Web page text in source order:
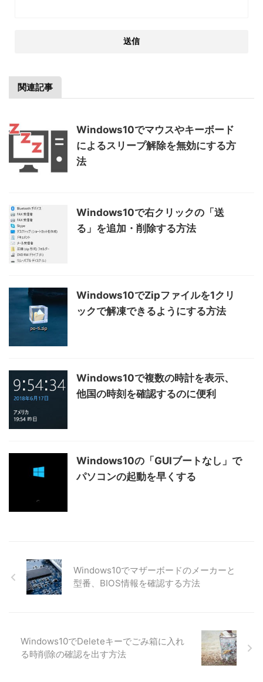
関連記事
Windows10でマウスやキーボード
によるスリープ解除を無効にする方
法
Windows10で右クリックの「送
る」を追加・削除する方法
Windows10でZipファイルを1クリ
ックで解凍できるようにする方法
Windows10で複数の時計を表示、
他国の時刻を確認するのに便利
Windows10の「GUIブートなし」で
パソコンの起動を早くする
Windows10でマザーボードのメーカーと
型番、BIOS情報を確認する方法
Windows10でDeleteキーでごみ箱に入れ
る時削除の確認を出す方法